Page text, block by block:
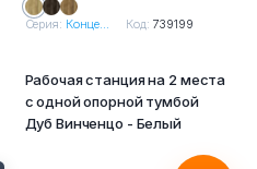
Серия: Конце... Код: 739199
Рабочая станция на 2 места
с одной опорной тумбой
Дуб Винченцо - Белый